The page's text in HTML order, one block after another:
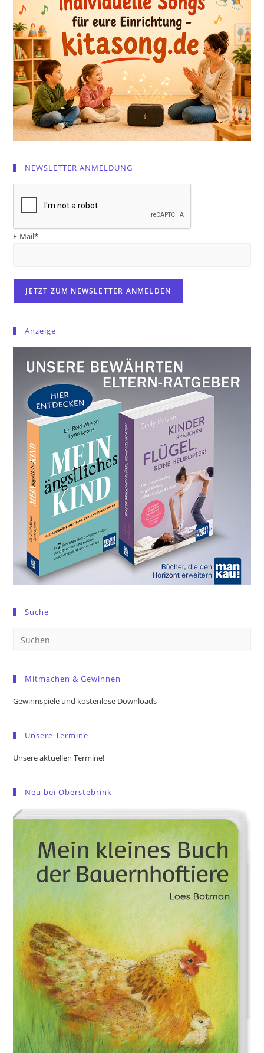
NEWSLETTER ANMELDUNG
E-Mail*
Anzeige
Suche
Mitmachen & Gewinnen
Gewinnspiele und kostenlose Downloads
Unsere Termine
Unsere aktuellen Termine!
Neu bei Oberstebrink